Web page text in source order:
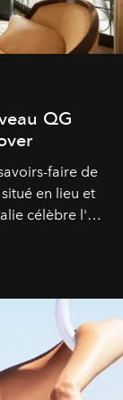
QG
faire de
en lieu et
célèbre l'art
intemporelle.